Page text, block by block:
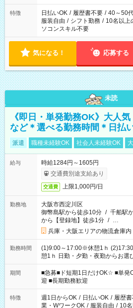
特徴 日払いOK / 履歴書不要 / 40～50
服装自由 / シフト勤務 / 10名以上
ソコンスキル不要
気になる！ 応募する
未読
《即日・単発勤務OK》大人
など＊選べる勤務時間＊日払
派遣 職種未経験OK 社会人未経験OK
給与
時給1284円～1605円
交通費別途支給あり
交通費 上限1,000円/日
勤務地
大阪市西淀川区
御幣島駅から徒歩10分 / 千船駅
から【登録地】徒歩1分 / …
兵庫・大阪エリアの物流倉庫内
勤務時間
(1)9:00～17:00※休憩1ｈ
憩1ｈ 日勤・夕勤・夜勤からお選
わせて働けるお仕事です(*^^*) 【その他選べる勤務時間】 8-17
時/9-17時/9-18時/10-18時/11-21
時/22-翌6時/0-翌8時 ご自身のご
フト！
期間
■急募■ド短期1日だけOK☆ ■単発
迎 ■長期勤務歓迎
特徴 週1日からOK / 日払いOK / 履歴
業・WワークOK / 服装自由 / 10